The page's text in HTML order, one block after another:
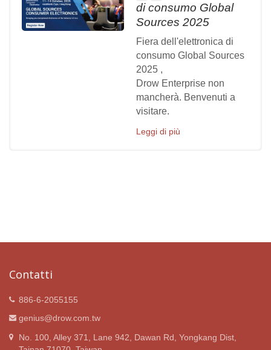
di consumo Global
Sources 2025
Fiera dell'elettronica di
consumo Global Sources
2025 ,
Drow Enterprise non
mancherà. Benvenuti a
visitare.
Leggi di più
Contatti
886-6-2055155
genius@drow.com.tw
No. 100, Alley 371, Lane 942, Dawan Rd, Yongkang Dist,